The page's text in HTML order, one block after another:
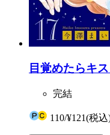
目覚めたらキ
完結
110/¥121(税込